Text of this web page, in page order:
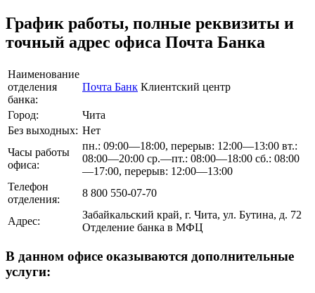
График работы, полные реквизиты и
точный адрес офиса Почта Банка
Наименование
отделения
банка:
Почта Банк Клиентский центр
Город:
Чита
Без выходных: Нет
Часы работы
офиса:
пн.: 09:00—18:00, перерыв: 12:00—13:00 вт.:
08:00—20:00 ср.—пт.: 08:00—18:00 сб.: 08:00
—17:00, перерыв: 12:00—13:00
Телефон
отделения:
8 800 550-07-70
Адрес:
Забайкальский край, г. Чита, ул. Бутина, д. 72
Отделение банка в МФЦ
В данном офисе оказываются дополнительные
услуги: